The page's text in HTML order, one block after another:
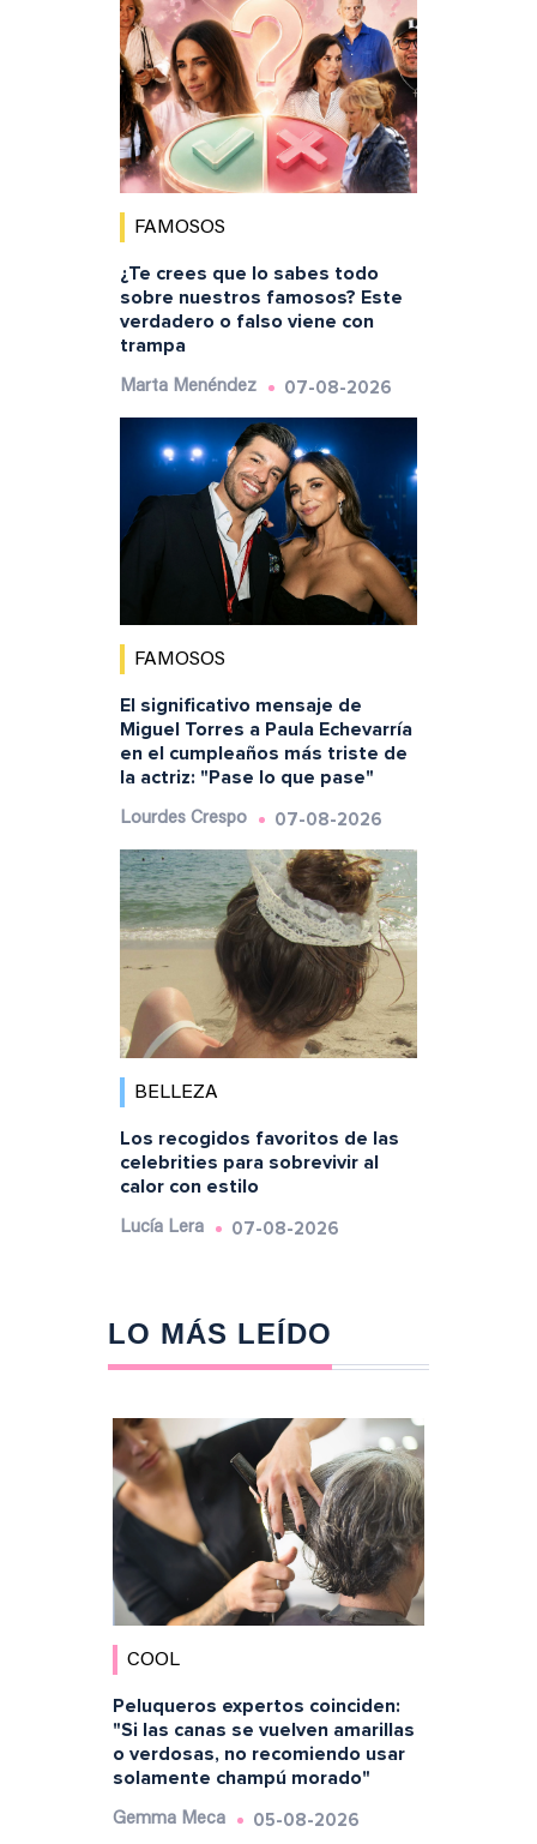
FAMOSOS
¿Te crees que lo sabes todo
sobre nuestros famosos? Este
verdadero o falso viene con
trampa
Marta Menéndez 07-08-2026
FAMOSOS
El significativo mensaje de
Miguel Torres a Paula Echevarría
en el cumpleaños más triste de
la actriz: "Pase lo que pase"
Lourdes Crespo 07-08-2026
BELLEZA
Los recogidos favoritos de las
celebrities para sobrevivir al
calor con estilo
Lucía Lera 07-08-2026
LO MÁS LEÍDO
COOL
Peluqueros expertos coinciden:
"Si las canas se vuelven amarillas
o verdosas, no recomiendo usar
solamente champú morado"
Gemma Meca 05-08-2026